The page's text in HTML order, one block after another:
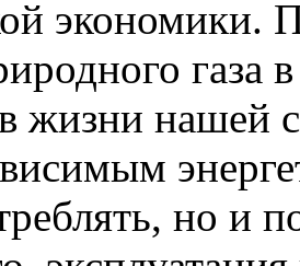
экономики.
газа
жизни
но и